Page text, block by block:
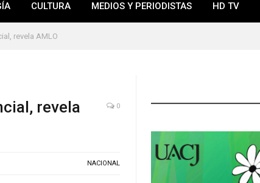
CULTURA MEDIOS Y PERIODISTAS HD TV
revela AMLO
revela
0
NACIONAL